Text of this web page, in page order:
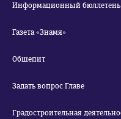
Информационный бюллетень
Газета «Знамя»
Общепит
Задать вопрос Главе
Градостроительная